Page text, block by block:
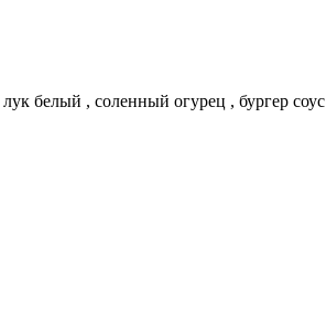
белый , соленный огурец , бургер соус